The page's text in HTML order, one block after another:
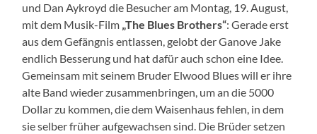
und Dan Aykroyd die Besucher am Montag, 19. August,
mit dem Musik-Film „The Blues Brothers“: Gerade erst
aus dem Gefängnis entlassen, gelobt der Ganove Jake
endlich Besserung und hat dafür auch schon eine Idee.
Gemeinsam mit seinem Bruder Elwood Blues will er ihre
alte Band wieder zusammenbringen, um an die 5000
Dollar zu kommen, die dem Waisenhaus fehlen, in dem
sie selber früher aufgewachsen sind. Die Brüder setzen